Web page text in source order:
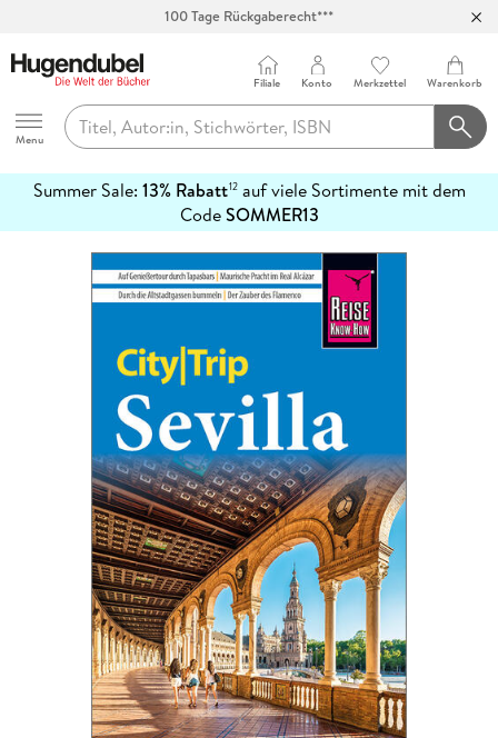
100 Tage Rückgaberecht***
Hugendubel
Menu
Filiale Konto Merkzettel Warenkorb
Summer Sale: 13% Rabatt12auf viele Sortimente mit dem
CodeSOMMER13
erfahren